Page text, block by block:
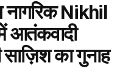
नागरिक Nikhil
आतंकवादी
का गुनाह